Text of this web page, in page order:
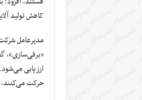
کاهش تولید
مدیرعامل
«برقی‌سازی»،
ارزیابی
حرکت می‌کنند، حتی با